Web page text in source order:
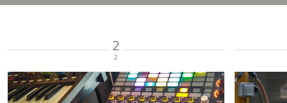
2
2